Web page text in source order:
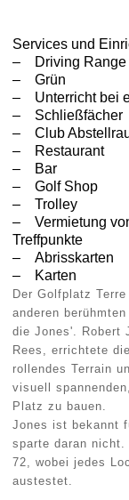
Services und
– Driving Range
– Grün
– Unterricht bei
– Schließfächer
– Club
– Restaurant
– Bar
– Golf Shop
– Trolley
– Vermietung
Treffpunkte
– Abrisskarten
– Karten
Der Golfplatz
anderen
die Jones'. Robert
Rees, errichtete
rollendes Terrain
visuell
Platz zu bauen.
Jones ist bekannt
sparte daran
72, wobei jedes
austestet.